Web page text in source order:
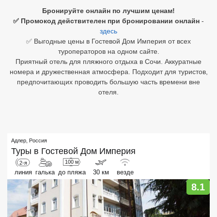
Бронируйте онлайн по лучшим ценам!
✅ Промокод действителен при бронировании онлайн -
здесь
✅ Выгодные цены в Гостевой Дом Империя от всех
туроператоров на одном сайте.
Приятный отель для пляжного отдыха в Сочи. Аккуратные
номера и дружественная атмосфера. Подходит для туристов,
предпочитающих проводить большую часть времени вне
отеля.
Адлер Россия
Туры в Гостевой Дом Империя
2-я
линия галька
100 м
до пляжа 30 км везде
8.1
Египет
Бали
Южный Гоа
Занзибар
Абхазия
Большой Сочи